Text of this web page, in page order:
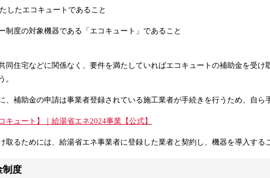
したエコキュートであること
制度の対象機器である「エコキュート」であること
同住宅などに関係なく、要件を満たしていればエコキュートの補助金を受
。
、補助金の申請は事業者登録されている施工業者が手続きを行うため、自ら
キュート】｜給湯省エネ2024事業【公式】
取るためには、給湯省エネ事業者に登録した業者と契約し、機器を導入する
制度